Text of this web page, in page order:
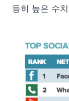
등히 높은 수